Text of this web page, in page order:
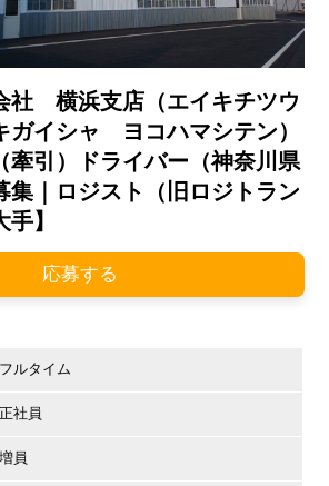
社 横浜支店（エイキチツウ
ガイシャ ヨコハマシテン）
牽引）ドライバー（神奈川県
集｜ロジスト（旧ロジトラン
】
応募する
フルタイム
正社員
増員